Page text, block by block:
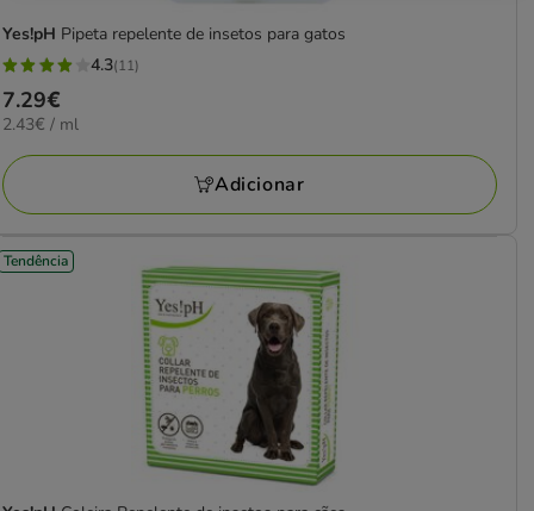
Yes!pH Pipeta repelente de insetos para gatos
4.3
estrelas
com
11
avaliações
4.3(11)
Preço
7.29€
7.29€
2.43€
ML
2.43€ / ml
Adicionar
Tendência